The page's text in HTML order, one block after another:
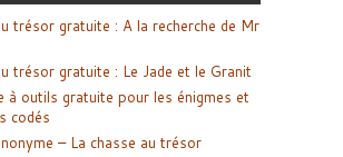
trésor gratuite : A la recherche de Mr
trésor gratuite : Le Jade et le Granit
à outils gratuite pour les énigmes et
codés
– La chasse au trésor